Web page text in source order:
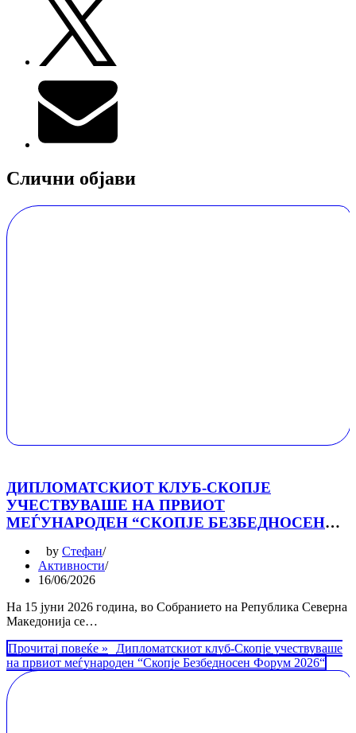
Слични објави
ДИПЛОМАТСКИОТ КЛУБ-СКОПЈЕ
УЧЕСТВУВАШЕ НА ПРВИОТ
МЕЃУНАРОДЕН “СКОПЈЕ БЕЗБЕДНОСЕН
by Стефан
Активности
16/06/2026
На 15 јуни 2026 година, во Собранието на Република Северна
Македонија се…
Прочитај повеќе »
Дипломатскиот клуб-Скопје учествуваше
на првиот меѓународен “Скопје Безбедносен Форум 2026“